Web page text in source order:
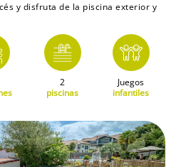
y disfruta de la piscina exterior y
2
piscinas
Juegos
infantiles